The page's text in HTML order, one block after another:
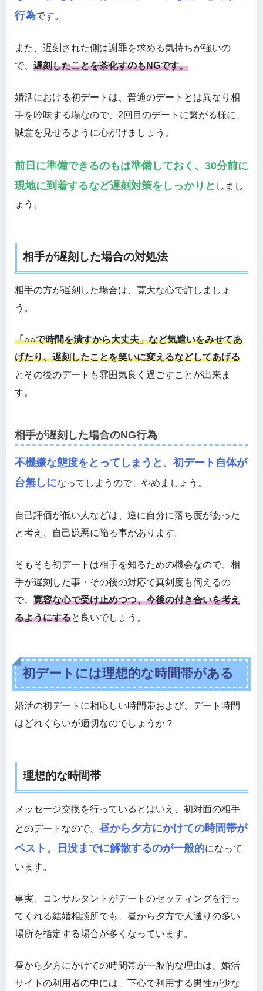
行為です。
また、遅刻された側は謝罪を求める気持ちが強いの
で、 遅刻したことを茶化すのもNGです。
婚活における初デートは、普通のデートとは異なり相
手を吟味する場なので、2回目のデートに繋がる様に、
誠意を見せるように心がけましょう。
前日に準備できるのもは準備しておく、30分前に
現地に到着するなど遅刻対策をしっかりと しまし
ょう。
相手が遅刻した場合の対処法
相手の方が遅刻した場合は、寛大な心で許しましょ
う。
「○○で時間を潰すから大丈夫」など気遣いをみせてあ
げたり、遅刻したことを笑いに変えるなどしてあげる
とその後のデートも雰囲気良く過ごすことが出来ま
す。
相手が遅刻した場合のNG行為
不機嫌な態度をとってしまうと、初デート自体が
台無しになってしまうので、やめましょう。
自己評価が低い人などは、逆に自分に落ち度があった
と考え、自己嫌悪に陥る事があります。
そもそも初デートは相手を知るための機会なので、相
手が遅刻した事・その後の対応で真剣度も伺えるの
で、 寛容な心で受け止めつつ、今後の付き合いを考え
るようにすると良いでしょう。
初デートには理想的な時間帯がある
婚活の初デートに相応しい時間帯および、デート時間
はどれくらいが適切なのでしょうか？
理想的な時間帯
メッセージ交換を行っているとはいえ、初対面の相手
とのデートなので、 昼から夕方にかけての時間帯が
ベスト。日没までに解散するのが一般的になって
います。
事実、コンサルタントがデートのセッティングを行っ
てくれる結婚相談所でも、昼から夕方で人通りの多い
場所を指定する場合が多くなっています。
昼から夕方にかけての時間帯が一般的な理由は、婚活
サイトの利用者の中には、下心で利用する男性が少な